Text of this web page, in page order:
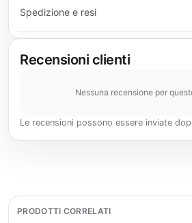
Spedizione e resi
Recensioni clienti
Nessuna recensione per
Le recensioni possono essere inviate
PRODOTTI CORRELATI